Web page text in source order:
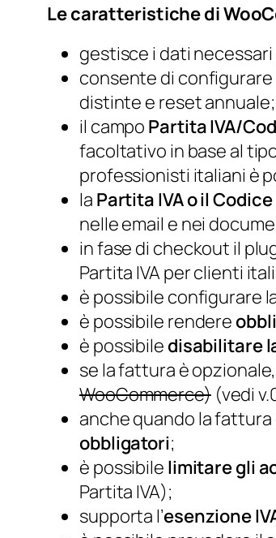
Le caratteristiche di
gestisce i dati necessari
consente di configurare
distinte e reset annuale;
il campo Partita IVA/
facoltativo in base al
professionisti italiani è
la Partita IVA o il
nelle email e nei
in fase di checkout il
Partita IVA per clienti
è possibile configurare
è possibile rendere
è possibile disabilitare
se la fattura è
WooCommerce)(vedi
anche quando la
obbligatori;
è possibile limitare gli
Partita IVA);
supporta l’esenzione